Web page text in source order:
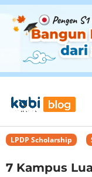
LPDP Scholarship
7 Kampus